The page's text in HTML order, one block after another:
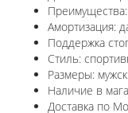
Амортизация:
Поддержка
Стиль:
Размеры:
Наличие в
Доставка по